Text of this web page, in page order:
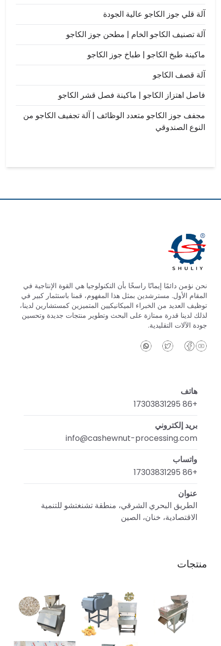
آلة قلي جوز الكاجو عالية الجودة
آلة تصنيف الكاجو الخام | مطحن جوز الكاجو
ماكينة طبخ الكاجو | طباخ جوز الكاجو
آلة قصف الكاجو
فاصل اهتزاز الكاجو | ماكينة فصل قشر الكاجو
مجفف جوز الكاجو متعدد الوظائف | آلة تجفيف الكاجو من
النوع الصندوقي
نحن نؤمن دائمًا إيمانًا راسخًا بأن التكنولوجيا هي القوة الإنتاجية في
المقام الأول. مسترشدين بمثل هذا المفهوم، قمنا باستثمار كبير في
توظيف العديد من الخبراء الميكانيكيين المتميزين كمستشارين لدينا،
لذلك لدينا قدرة ممتازة على البحث وتطوير منتجات جديدة وتحسين
جودة الآلات التقليدية.
هاتف
+86 17303831295
بريد إلكتروني
info@cashewnut-processing.com
واتساب
+86 17303831295
عنوان
الطريق البحري الشرقي، منطقة تشنغتشو للتنمية
الاقتصادية، خنان، الصين
منتجات